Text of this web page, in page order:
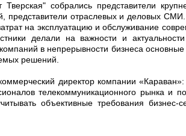
Тверская" собрались представители
представители отраслевых и деловых
на эксплуатацию и обслуживание
делали на важности и
в непрерывности бизнеса
решений.
директор компании
телекоммуникационного рынка и
объективные требования